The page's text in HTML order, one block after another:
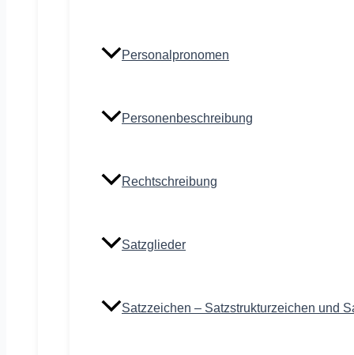
Personalpronomen
Personenbeschreibung
Rechtschreibung
Satzglieder
Satzzeichen – Satzstrukturzeichen und